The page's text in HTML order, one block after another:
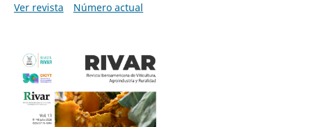
Ver revista
Número actual